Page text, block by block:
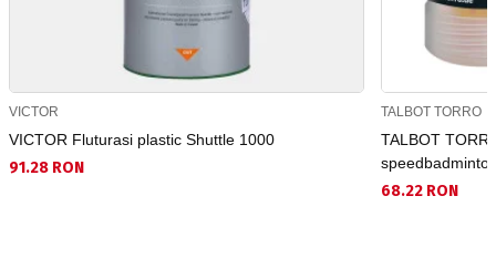
VICTOR
VICTOR Fluturasi plastic Shuttle 1000
91.28 RON
TALBOT TORRO
TALBOT
68.22 RON